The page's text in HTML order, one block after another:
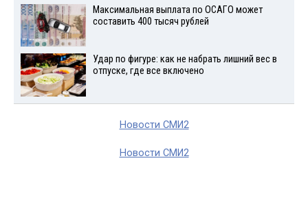
Максимальная выплата по ОСАГО может
составить 400 тысяч рублей
Удар по фигуре: как не набрать лишний вес в
отпуске, где все включено
Новости СМИ2
Новости СМИ2